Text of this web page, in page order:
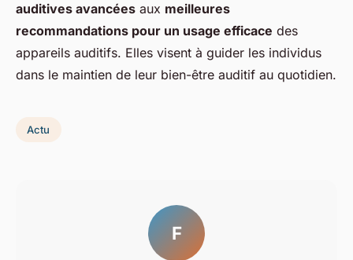
auditives avancées aux meilleures
recommandations pour un usage efficace des
appareils auditifs. Elles visent à guider les individus
dans le maintien de leur bien-être auditif au quotidien.
Actu
F